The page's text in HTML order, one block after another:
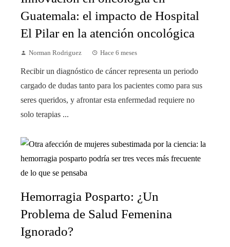
Guatemala: el impacto de Hospital
El Pilar en la atención oncológica
Norman Rodriguez Hace 6 meses
Recibir un diagnóstico de cáncer representa un periodo
cargado de dudas tanto para los pacientes como para sus
seres queridos, y afrontar esta enfermedad requiere no
solo terapias ...
Hemorragia Posparto: ¿Un
Problema de Salud Femenina
Ignorado?